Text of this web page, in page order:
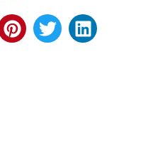
Pinterest
TwitterLinkedin